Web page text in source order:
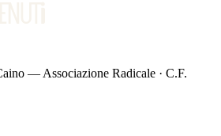
— Associazione Radicale · C.F.